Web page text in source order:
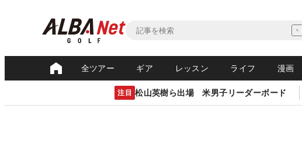
全ツアー ギア レッスン ライフ 漫画
注目 松山英樹ら出場 米男子リーダーボード